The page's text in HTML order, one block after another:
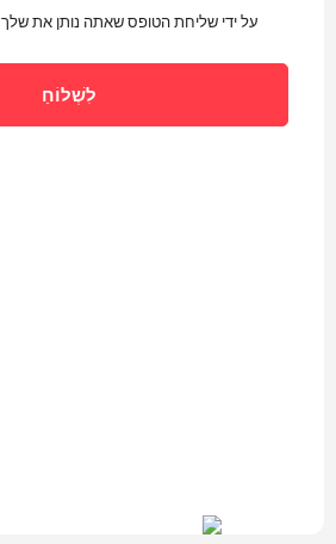
*על ידי שליחת הטופס שאתה נותן את שלך